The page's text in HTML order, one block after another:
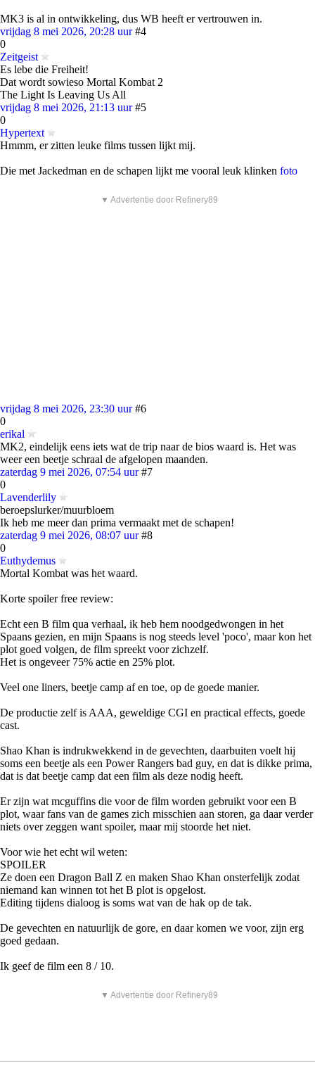
MK3 is al in ontwikkeling, dus WB heeft er vertrouwen in.
vrijdag 8 mei 2026, 20:28 uur #4
0
Zeitgeist
Es lebe die Freiheit!
Dat wordt sowieso Mortal Kombat 2
The Light Is Leaving Us All
vrijdag 8 mei 2026, 21:13 uur #5
0
Hypertext
Hmmm, er zitten leuke films tussen lijkt mij.
Die met Jackedman en de schapen lijkt me vooral leuk klinken foto
▼ Advertentie door Refinery89
vrijdag 8 mei 2026, 23:30 uur #6
0
erikal
MK2, eindelijk eens iets wat de trip naar de bios waard is. Het was
weer een beetje schraal de afgelopen maanden.
zaterdag 9 mei 2026, 07:54 uur #7
0
Lavenderlily
beroepslurker/muurbloem
Ik heb me meer dan prima vermaakt met de schapen!
zaterdag 9 mei 2026, 08:07 uur #8
0
Euthydemus
Mortal Kombat was het waard.
Korte spoiler free review:
Echt een B film qua verhaal, ik heb hem noodgedwongen in het
Spaans gezien, en mijn Spaans is nog steeds level 'poco', maar kon het
plot goed volgen, de film spreekt voor zichzelf.
Het is ongeveer 75% actie en 25% plot.
Veel one liners, beetje camp af en toe, op de goede manier.
De productie zelf is AAA, geweldige CGI en practical effects, goede
cast.
Shao Khan is indrukwekkend in de gevechten, daarbuiten voelt hij
soms een beetje als een Power Rangers bad guy, en dat is dikke prima,
dat is dat beetje camp dat een film als deze nodig heeft.
Er zijn wat mcguffins die voor de film worden gebruikt voor een B
plot, waar fans van de games zich misschien aan storen, ga daar verder
niets over zeggen want spoiler, maar mij stoorde het niet.
Voor wie het echt wil weten:
SPOILER
Ze doen een Dragon Ball Z en maken Shao Khan onsterfelijk zodat
niemand kan winnen tot het B plot is opgelost.
Editing tijdens dialoog is soms wat van de hak op de tak.
De gevechten en natuurlijk de gore, en daar komen we voor, zijn erg
goed gedaan.
Ik geef de film een 8 / 10.
▼ Advertentie door Refinery89